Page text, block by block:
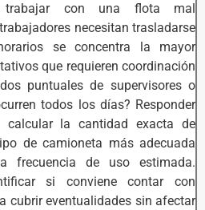
trabajar con una flota mal
necesitan trasladarse
se concentra la mayor
que requieren coordinación
puntuales de supervisores o
todos los días? Responder
calcular la cantidad exacta de
de camioneta más adecuada
frecuencia de uso estimada.
si conviene contar con
cubrir eventualidades sin afectar